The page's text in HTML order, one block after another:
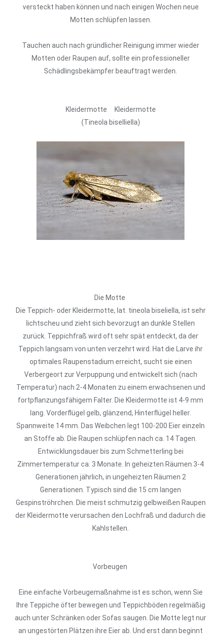
versteckt haben können und nach einigen Wochen neue
Motten schlüpfen lassen.
Tauchen auch nach gründlicher Reinigung immer wieder
Motten oder Raupen auf, sollte ein professioneller
Schädlingsbekämpfer beauftragt werden.
Kleidermotte Kleidermotte
(Tineola biselliella)
Die Motte
Die Teppich- oder Kleidermotte, lat. tineola biseliella, ist sehr
lichtscheu und zieht sich bevorzugt an dunkle Stellen
zurück. Teppichfraß wird oft sehr spät entdeckt, da der
Teppich langsam von unten verzehrt wird. Hat die Larve ihr
optimales Raupenstadium erreicht, sucht sie einen
Verbergeort zur Verpuppung und entwickelt sich (nach
Temperatur) nach 2-4 Monaten zu einem erwachsenen und
fortpflanzungsfähigem Falter. Die Kleidermotte ist 4-9 mm
lang. Vorderflügel gelb, glänzend, Hinterflügel heller.
Spannweite 14 mm. Das Weibchen legt 100-200 Eier einzeln
an Stoffe ab. Die Raupen schlüpfen nach ca. 14 Tagen.
Entwicklungsdauer bis zum Schmetterling bei
Zimmertemperatur ca. 3 Monate. In geheizten Räumen 3-4
Generationen jährlich, in ungeheizten Räumen 2
Generationen. Typisch sind die 15 cm langen
Gespinströhrchen. Die meist schmutzig gelbweißen Raupen
der Kleidermotte verursachen den Lochfraß und dadurch die
Kahlstellen.
Vorbeugen
Eine einfache Vorbeugemaßnahme ist es schon, wenn Sie
Ihre Teppiche öfter bewegen und Teppichböden regelmäßig
auch unter Schränken oder Sofas saugen. Die Motte legt nur
an ungestörten Plätzen ihre Eier ab. Und erst dann beginnt